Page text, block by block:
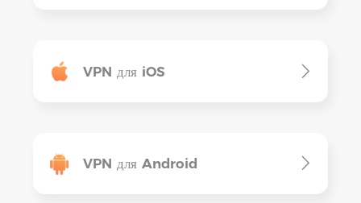
VPN для iOS
VPN для Android